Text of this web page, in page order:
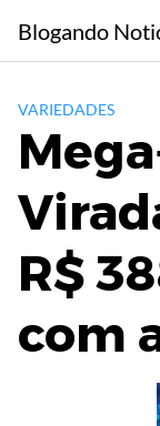
content
Blogando
VARIEDADES
R$
com